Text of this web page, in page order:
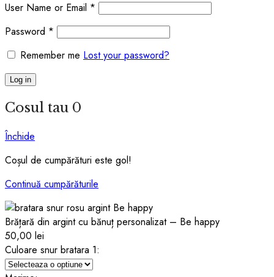
User Name or Email *
Password *
Remember me Lost your password?
Log in
Cosul tau 0
Închide
Coșul de cumpărături este gol!
Continuă cumpărăturile
Brățară din argint cu bănuț personalizat – Be happy
50,00 lei
Culoare snur bratara 1: